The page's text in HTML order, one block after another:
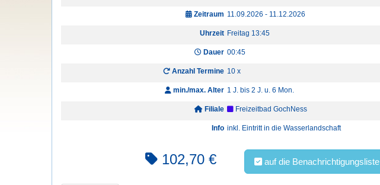
Zeitraum 11.09.2026 - 11.12.2026
Uhrzeit Freitag 13:45
Dauer 00:45
Anzahl Termine 10 x
min./max. Alter 1 J. bis 2 J. u. 6 Mon.
Filiale Freizeitbad GochNess
Info inkl. Eintritt in die Wasserlandschaft
102,70 € auf die Benachrichtigungsliste